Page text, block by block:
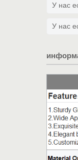
У нас
У нас